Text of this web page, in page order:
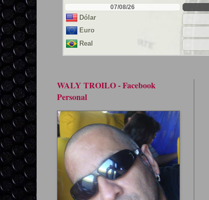
WALY TROILO - Facebook
Personal